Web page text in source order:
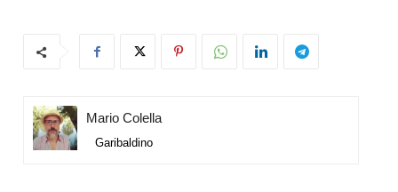
Mario Colella
Garibaldino